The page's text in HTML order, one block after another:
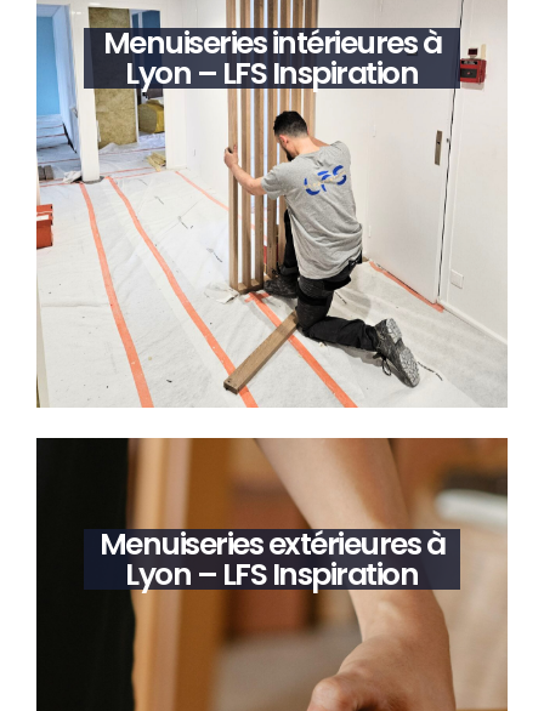
Menuiseries intérieures à
Lyon – LFS Inspiration
Menuiseries extérieures à
Lyon – LFS Inspiration